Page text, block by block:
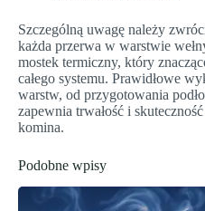
Szczególną uwagę należy
każda przerwa w warstwie
mostek termiczny, który
całego systemu. Prawidłowe
warstw, od przygotowania
zapewnia trwałość i
komina.
Podobne wpisy